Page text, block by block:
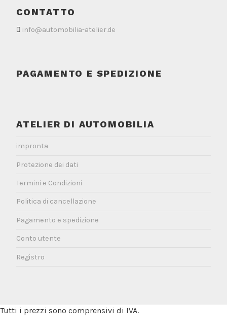
CONTATTO
info@automobilia-atelier.de
PAGAMENTO E SPEDIZIONE
ATELIER DI AUTOMOBILIA
impronta
Protezione dei dati
Termini e Condizioni
Politica di cancellazione
Pagamento e spedizione
Conto utente
Registro
Tutti i prezzi sono comprensivi di IVA.